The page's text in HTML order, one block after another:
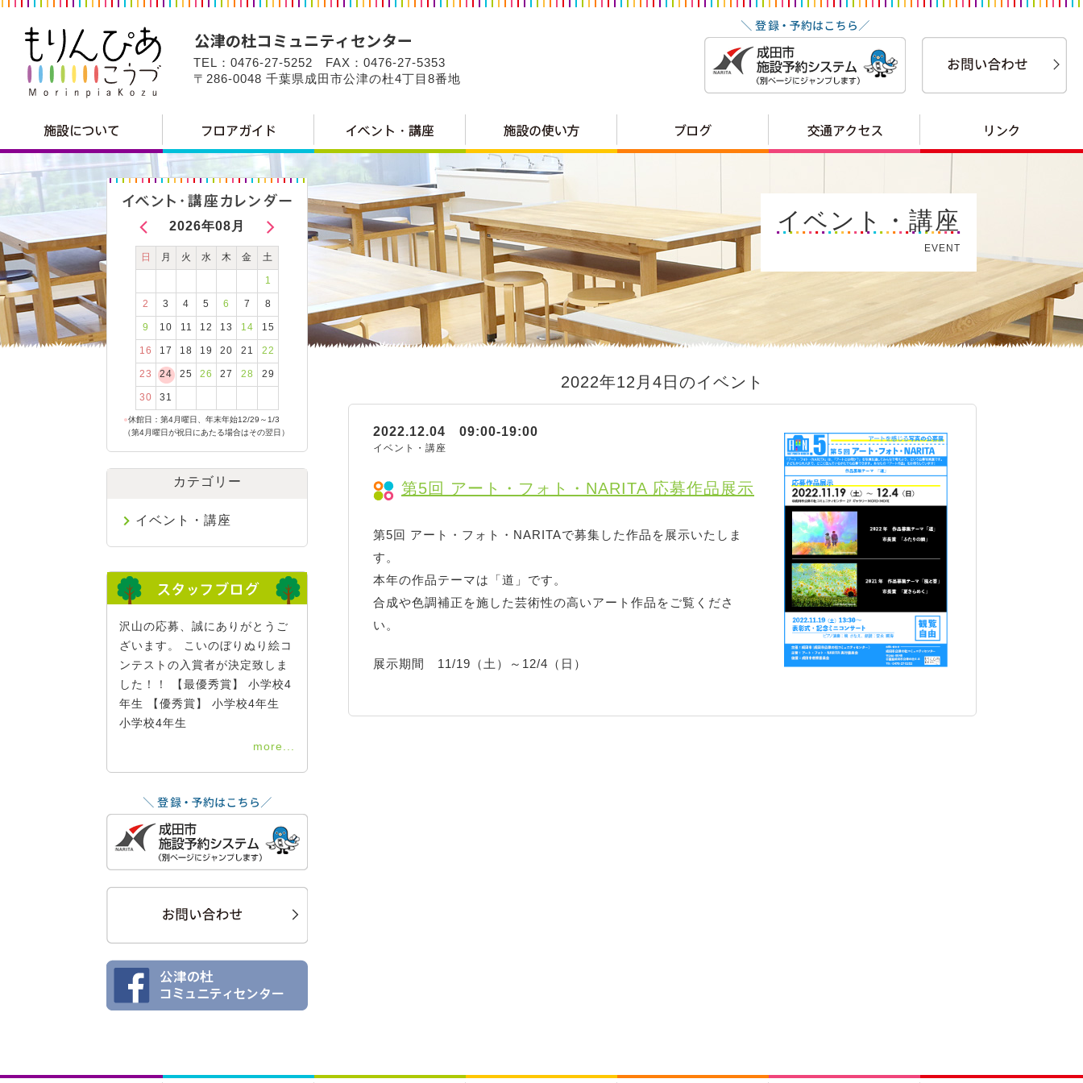
TEL：0476-27-5252 FAX：0476-27-5353
〒286-0048 千葉県成田市公津の杜4丁目8番地
イベント・講座
EVENT
2022年12月4日のイベント
第5回 アート・フォト・NARITA 応募作品展示
2022.12.04 09:00-19:00
イベント・講座
第5回 アート・フォト・NARITAで募集した作品を展示いたしま
す。
本年の作品テーマは「道」です。
合成や色調補正を施した芸術性の高いアート作品をご覧くださ
い。
展示期間 11/19（土）～12/4（日）
2026年08月
日 月 火 水 木 金 土
1
2 3 4 5 6 7 8
9 10 11 12 13 14 15
16 17 18 19 20 21 22
23 24 25 26 27 28 29
30 31
●休館日：第4月曜日、年末年始12/29～1/3
（第4月曜日が祝日にあたる場合はその翌日）
カテゴリー
イベント・講座
沢山の応募、誠にありがとうご
ざいます。 こいのぼりぬり絵コ
ンテストの入賞者が決定致しま
した！！ 【最優秀賞】 小学校4
年生 【優秀賞】 小学校4年生
小学校4年生
more...